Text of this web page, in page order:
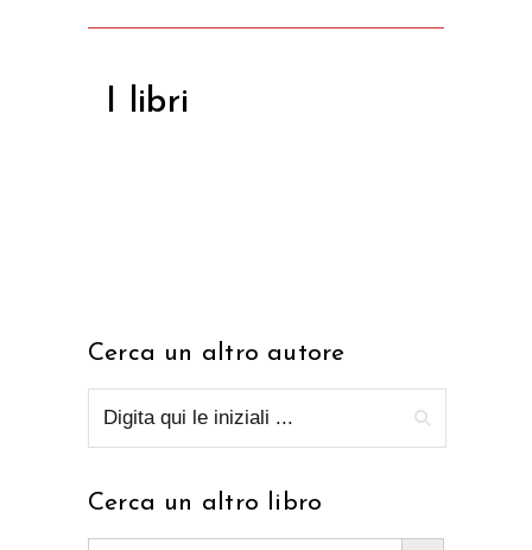
I libri
Cerca un altro autore
Cerca un altro libro
Search Button